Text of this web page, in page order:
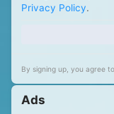
Privacy Policy.
By signing up, you agree
Ads